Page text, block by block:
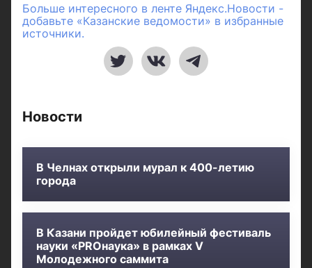
Больше интересного в ленте Яндекс.Новости -
добавьте «Казанские ведомости» в избранные
источники.
Новости
В Челнах открыли мурал к 400-летию
города
В Казани пройдет юбилейный фестиваль
науки «PROнаука» в рамках V
Молодежного саммита